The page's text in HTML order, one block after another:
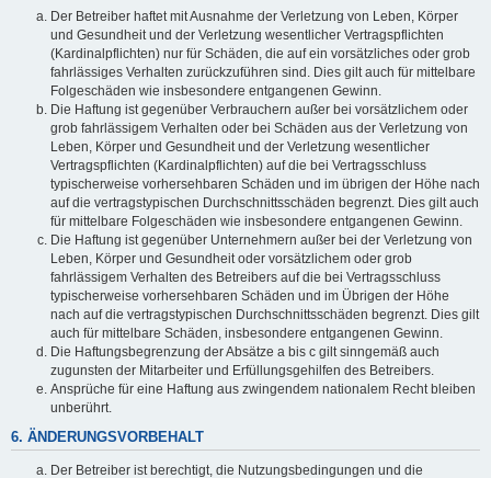
Der Betreiber haftet mit Ausnahme der Verletzung von Leben, Körper
und Gesundheit und der Verletzung wesentlicher Vertragspflichten
(Kardinalpflichten) nur für Schäden, die auf ein vorsätzliches oder grob
fahrlässiges Verhalten zurückzuführen sind. Dies gilt auch für mittelbare
Folgeschäden wie insbesondere entgangenen Gewinn.
Die Haftung ist gegenüber Verbrauchern außer bei vorsätzlichem oder
grob fahrlässigem Verhalten oder bei Schäden aus der Verletzung von
Leben, Körper und Gesundheit und der Verletzung wesentlicher
Vertragspflichten (Kardinalpflichten) auf die bei Vertragsschluss
typischerweise vorhersehbaren Schäden und im übrigen der Höhe nach
auf die vertragstypischen Durchschnittsschäden begrenzt. Dies gilt auch
für mittelbare Folgeschäden wie insbesondere entgangenen Gewinn.
Die Haftung ist gegenüber Unternehmern außer bei der Verletzung von
Leben, Körper und Gesundheit oder vorsätzlichem oder grob
fahrlässigem Verhalten des Betreibers auf die bei Vertragsschluss
typischerweise vorhersehbaren Schäden und im Übrigen der Höhe
nach auf die vertragstypischen Durchschnittsschäden begrenzt. Dies gilt
auch für mittelbare Schäden, insbesondere entgangenen Gewinn.
Die Haftungsbegrenzung der Absätze a bis c gilt sinngemäß auch
zugunsten der Mitarbeiter und Erfüllungsgehilfen des Betreibers.
Ansprüche für eine Haftung aus zwingendem nationalem Recht bleiben
unberührt.
6. ÄNDERUNGSVORBEHALT
Der Betreiber ist berechtigt, die Nutzungsbedingungen und die